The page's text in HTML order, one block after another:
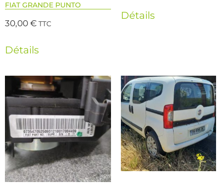
FIAT GRANDE PUNTO
30,00€ TTC
Détails
Détails